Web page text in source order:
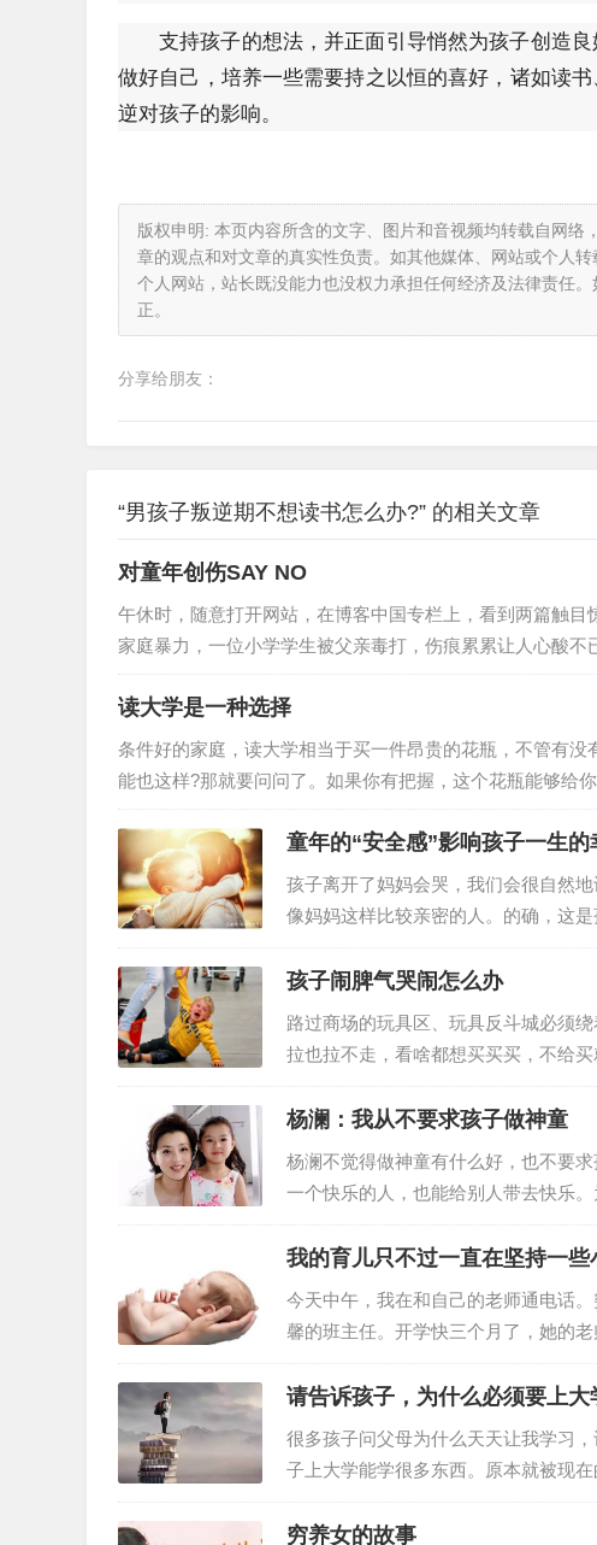
支持孩子的想法，并正面引导悄然为孩子创造
做好自己，培养一些需要持之以恒的喜好，诸如读
逆对孩子的影响。
版权申明: 本页内容所含的文字、图片和音视频均转载自网
章的观点和对文章的真实性负责。如其他媒体、网站或个人
个人网站，站长既没能力也没权力承担任何经济及法律责任
正。
分享给朋友：
“男孩子叛逆期不想读书怎么办?” 的相关文章
对童年创伤SAY NO
午休时，随意打开网站，在博客中国专栏上，看到两篇触
家庭暴力，一位小学学生被父亲毒打，伤痕累累让人心酸
一个还不足周岁的幼儿．．．饭咽不下去了，半盒饭扔进
友，也清楚是不错的，但是在此刻，我想冒火，对身边的同
如果作为一个咨询师，这样充满批判性的话，我不该说，
读大学是一种选择
条件好的家庭，读大学相当于买一件昂贵的花瓶，不管有
能也这样?那就要问问了。如果你有把握，这个花瓶能够给
万，你就要掂量掂量了。前面说过了，读大学成本是10w
阳底下敲钉子挣来的，是你妈在工地厨房忙四年的结果，
985，我们已经走完了一个完整的流程，也看明白了。如果
童年的“安全感”影响孩子一生
孩子离开了妈妈会哭，我们会很自然
像妈妈这样比较亲密的人。的确，这
情绪里，孩子一部分来自于安全感的
个故事中，陈韵如是一个有原生家庭
她自己，也是对弟弟迁就、牺牲的“物
机自己走在路上，看起来很孤独又很
孩子闹脾气哭闹怎么办
路过商场的玩具区、玩具反斗城必须
拉也拉不走，看啥都想买买买，不给
持原则不给买，孩子可能要哭闹很久
话，以后在遇到这种情况孩子可能会
闹脾气很正常 在要求得不到满足时，
是他们还不会用语言表达需求，而由
杨澜：我从不要求孩子做神童
杨澜不觉得做神童有什么好，也不要
一个快乐的人，也能给别人带去快乐
爱好运动、慈悲为怀、善于表达和富
事 1996年，杨澜在美国生下儿子；
圆了她想要“美国儿子中国女儿”的妈
我的育儿只不过一直在坚持一些
今天中午，我在和自己的老师通电话
馨的班主任。开学快三个月了，她的
赶紧挂了老师的电话，并立马拨通了
有比儿女们学习来得更重要的事情了
下午学校开家长会，我被馨馨班主任
自己拼音没学好，普通话不标准，这
请告诉孩子，为什么必须要上大
很多孩子问父母为什么天天让我学习
子上大学能学很多东西。原本就被现
的动力吗？建议父母这样告诉孩子，
生当中的宝贵财富。可以说，你的同
穷养女的故事